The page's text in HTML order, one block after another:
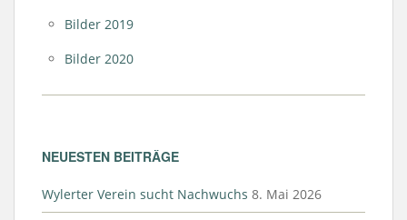
Bilder 2019
Bilder 2020
NEUESTEN BEITRÄGE
Wylerter Verein sucht Nachwuchs 8. Mai 2026